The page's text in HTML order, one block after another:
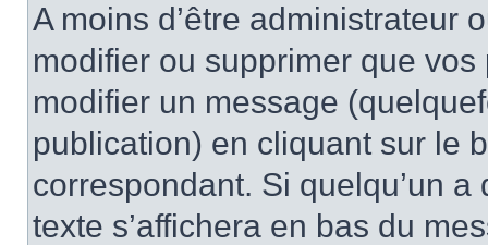
A moins d’être administrateur
modifier ou supprimer que
modifier un message
publication) en cliquant sur le
correspondant. Si quelqu’un
texte s’affichera en bas du